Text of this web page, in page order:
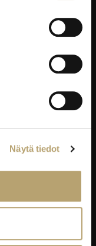
Näytä tiedot